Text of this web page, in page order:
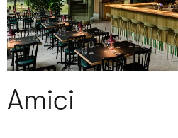
Amici